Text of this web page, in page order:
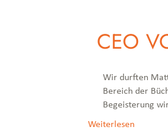
CEO
Wir durften
Bereich der
Begeisterung
Weiterlesen